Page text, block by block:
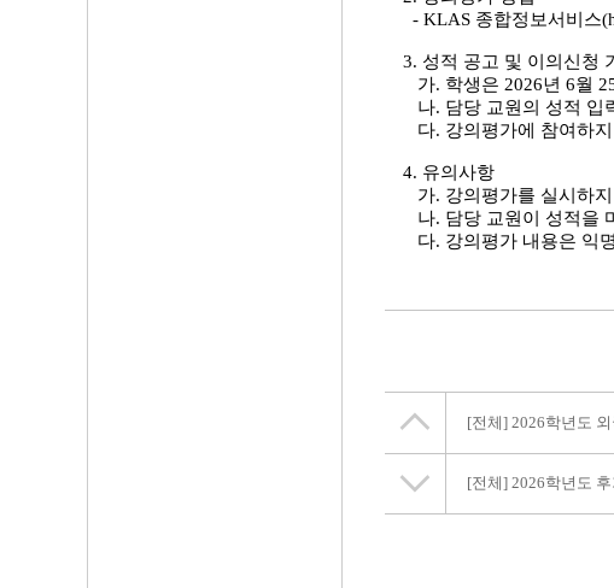
- KLAS 종합정보서비스
3. 성적 공고 및 이의신청
가. 학생은 2026년 6월
나. 담당 교원의 성적 입
다. 강의평가에 참여하
4. 유의사항
가. 강의평가를 실시하
나. 담당 교원이 성적을
다. 강의평가 내용은 익
[전체] 2026학년도
[전체] 2026학년도